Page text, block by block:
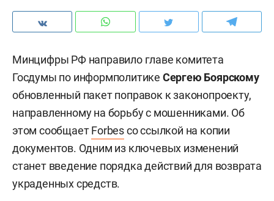
Минцифры РФ направило главе комитета
Госдумы по информполитике Сергею Боярскому
обновленный пакет поправок к законопроекту,
направленному на борьбу с мошенниками. Об
этом сообщаетForbesсо ссылкой на копии
документов. Одним из ключевых изменений
станет введение порядка действий для возврата
украденных средств.